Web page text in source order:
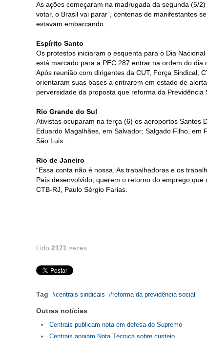
As ações começaram na madrugada da segunda (5/
votar, o Brasil vai parar”, centenas de manifestantes
estavam embarcando.
Espírito Santo
Os protestos iniciaram o esquenta para o Dia
está marcado para a PEC 287 entrar na ordem do dia
Após reunião com dirigentes da CUT, Força Sindical,
orientaram suas bases a entrarem em estado de
perversidade da proposta que reforma da Previdência
Rio Grande do Sul
Ativistas ocuparam na terça (6) os aeroportos Santos
Eduardo Magalhães, em Salvador; Salgado Filho, em
São Luis.
Rio de Janeiro
“Essa conta não é nossa. As trabalhadoras e os
País desenvolvido, querem o retorno do emprego
CTB-RJ, Paulo Sérgio Farias.
Lido 2171 vezes
Tag centrais sindicais reforma da previdência social
Outras notícias
Centrais publicam nota em defesa do Supremo
Centrais apoiam Nota Técnica sobre custeio